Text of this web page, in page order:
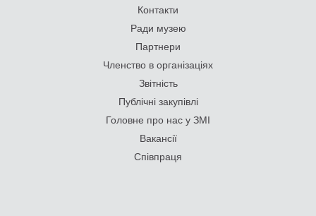
Контакти
Ради музею
Партнери
Членство в організаціях
Звітність
Публічні закупівлі
Головне про нас у ЗМІ
Вакансії
Співпраця